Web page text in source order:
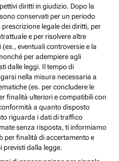
diritti in giudizio. Dopo la
conservati per un periodo
legale dei diritti, per
e per risolvere altre
eventuali controversie e la
per adempiere agli
dalle leggi. Il tempo di
nella misura necessaria a
(es. per concludere le
finalità ulteriori e compatibili con
a quanto disposto
riguarda i dati di traffico
senza risposta, ti informiamo
per finalità di accertamento e
previsti dalla legge.